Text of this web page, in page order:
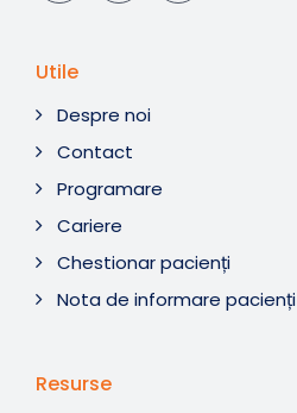
Utile
Despre noi
Contact
Programare
Cariere
Chestionar pacienți
Nota de informare pacienți
Resurse